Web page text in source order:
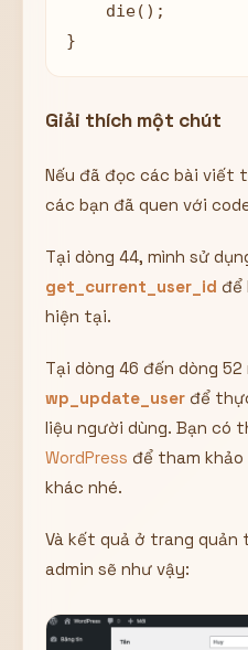
    die();
}
Giải thích một chút
Nếu đã đọc các bài viết
các bạn đã quen với
Tại dòng 44, mình sử
get_current_user_id để
hiện tại.
Tại dòng 46 đến dòng 52
wp_update_user để
liệu người dùng. Bạn có
WordPress để tham
khác nhé.
Và kết quả ở trang quản
admin sẽ như vậy: